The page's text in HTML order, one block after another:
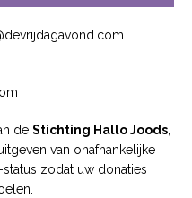
de Stichting Hallo Joods,
van onafhankelijke
zodat uw donaties